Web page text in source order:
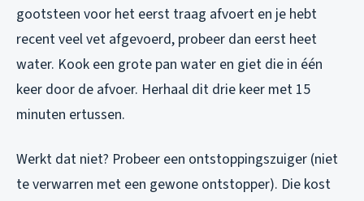
gootsteen voor het eerst traag afvoert en je hebt
recent veel vet afgevoerd, probeer dan eerst heet
water. Kook een grote pan water en giet die in één
keer door de afvoer. Herhaal dit drie keer met 15
minuten ertussen.
Werkt dat niet? Probeer een ontstoppingszuiger (niet
te verwarren met een gewone ontstopper). Die kost